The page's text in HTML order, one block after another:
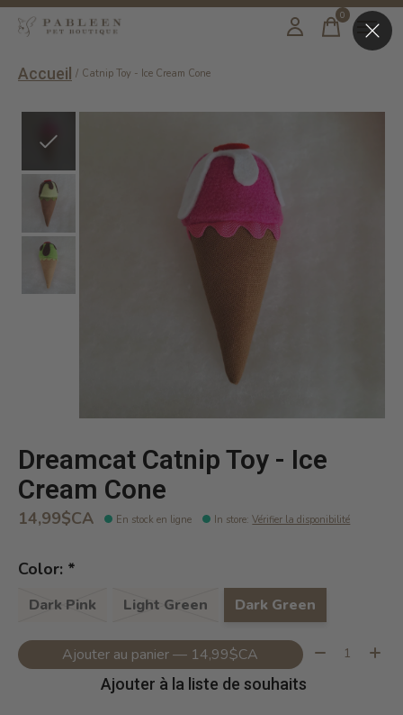
0items
Accueil / Catnip Toy - Ice Cream Cone
Dreamcat Catnip Toy - Ice
Cream Cone
14,99$CA En stock en ligne In store:Vérifier la disponibilité
Color: *
Dark Pink Light Green Dark Green
Ajouter au panier — 14,99$CA Quantité:
Ajouter à la liste de souhaits